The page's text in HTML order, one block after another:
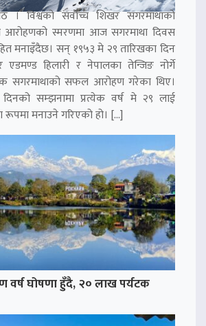
। विश्वको सर्वोच्च शिखर सगरमाथाको
स्मरणमा आज सगरमाथा दिवस
मनाइँदैछ। सन् १९५३ मे २९ तारिखका दिन
एडमण्ड हिलारी र नेपालका तेन्जिङ नोर्गे
सगरमाथाको सफल आरोहण गरेका थिए।
दिनको सम्झनामा प्रत्येक वर्ष मे २९ लाई
मनाउने गरिएको हो। […]
वर्ष घोषणा हुँदै, २० लाख पर्यटक